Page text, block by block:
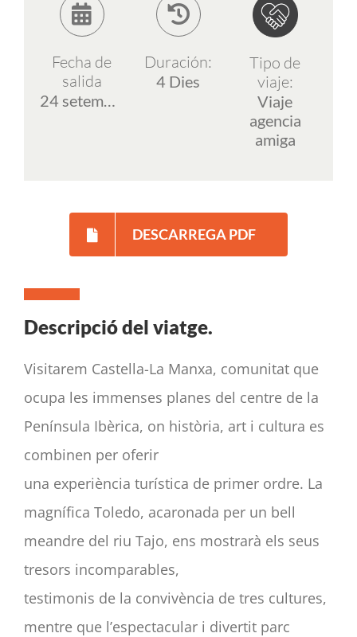
ESP
Fecha de
salida
24 setembre 2026
Duración:
4 Dies
Tipo de
viaje:
Viaje
agencia
amiga
DESCARREGA PDF
Descripció del viatge.
Visitarem Castella-La Manxa, comunitat que
ocupa les immenses planes del centre de la
Península Ibèrica, on història, art i cultura es
combinen per oferir
una experiència turística de primer ordre. La
magnífica Toledo, acaronada per un bell
meandre del riu Tajo, ens mostrarà els seus
tresors incomparables,
testimonis de la convivència de tres cultures,
mentre que l’espectacular i divertit parc